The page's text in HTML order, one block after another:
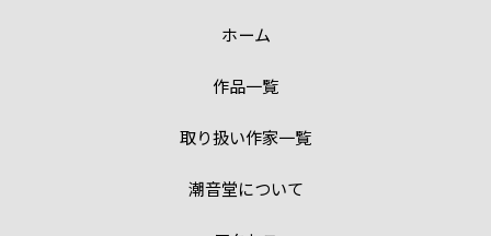
ホーム
作品一覧
取り扱い作家一覧
潮音堂について